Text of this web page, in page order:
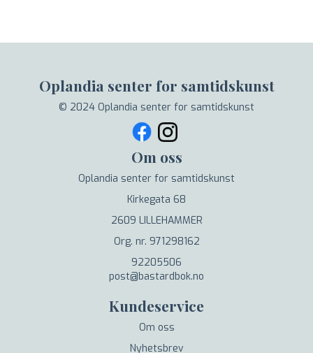
Oplandia senter for samtidskunst
© 2024 Oplandia senter for samtidskunst
Om oss
Oplandia senter for samtidskunst
Kirkegata 68
2609 LILLEHAMMER
Org. nr. 971298162
92205506
post@bastardbok.no
Kundeservice
Om oss
Nyhetsbrev